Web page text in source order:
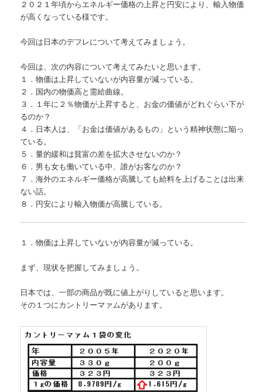
２０２１年頃からエネルギー価格の上昇と円安により、輸入物価
が高くなっている様です。
今回は日本のデフレについて考えてみましょう。
今回は、次の内容について考えてみたいと思います。
１．物価は上昇していないが内容量が減っている。
２．国内の物価高と需給曲線。
３．１年に２％物価が上昇すると、お金の価値がどれぐらい下が
るのか？
４．日本人は、「お金は価値があるもの」という精神状態に陥っ
ている。
５．量的緩和は貧富の差を拡大させないのか？
６．男も女も働いている中、誰がお客なのか？
７．海外のエネルギー価格が高騰しても給料を上げることは出来
ない話。
８．円安により輸入物価が高騰している。
１．物価は上昇していないが内容量が減っている。
まず、現状を把握してみましょう。
日本では、一部の商品が既に値上がりしていると思います。
その１つにカントリーマァムがあります。